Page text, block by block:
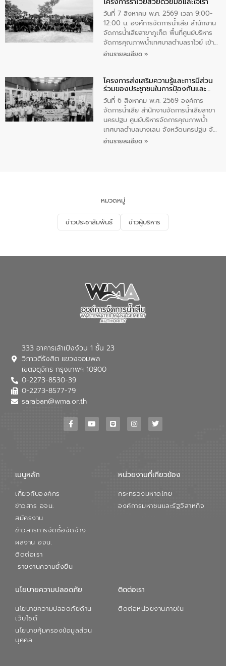
ทองคำและประกาศเกียรติคุณให้แก่ กำนัน
ผู้ใหญ่บ้านยอดเยี่ยม พร้อมกล่าวชื่นชม ให้
โอวาท และมอบนโยบาย
วันที่ 7 สิงหาคม พ.ศ. 2569 เวลา 9:00-
12:00 น. องค์การจัดการน้ำเสีย สำนักงาน
จัดการน้ำเสียสาขาภูเก็ต พื้นที่ศูนย์บริหาร
จัดการคุณภาพน้ำเทศบาลตำบลราไวย์ เข้า
ร่วมโครงการราไวย์สวยด้วยมือและใจเรา
ประชาชน ตัวแทนจากโรงแรมต่างๆ ในเขต
เทศบาลตำบลราไวย์ ศูนย์บริหารจัดการ
คุณภาพน้ำเทศบาลตำบลราไวย์ นำโดยนาย
น้อย แก้วเศษ ผู้จัดการสำนักงานจัดการน้ำ
เสียสาขาภูเก็ต พร้อมด้วยเจ้าหน้าที่ จำนวน
5 คน ร่วมทำกิจกรรม ทำความสะอาด
ชายหาดและแหล่งท่องเที่ยว ณ บริเวณ
อ่านรายละเอียด »
โครงการส่งเสริมความรู้และการมีส่วน
ร่วมของประชาชนในการป้องกันและ
แก้ไขปัญหาน้ำเสียอย่างยั่งยืน
วันที่ 6 สิงหาคม พ.ศ. 2569 องค์การ
จัดการน้ำเสีย สำนักงานจัดการน้ำเสียสาขา
นครปฐม ศูนย์บริหารจัดการคุณภาพน้ำ
เทศบาลตำบลบางเลน จังหวัดนครปฐม จัด
กิจกรรมภายใต้โครงการส่งเสริมความรู้และ
จัดการน้ำเสียและสร้างจิตสำนึกในการ
อนุรักษ์สิ่งแวดล้อม ในหัวข้อ “น้ำเสียชุมชน
และการบำบัดน้ำเสียเบื้องต้น” โดยให้ความรู้
เกี่ยวกับสาเหตุและผลกระทบของน้ำเสีย
ณ เทศบาลตำบลบางเลน จังหวัดนครปฐม
อ่านรายละเอียด »
หมวดหมู่
ข่าวประชาสัมพันธ์ ข่าวผู้บริหาร
333 อาคารเล้าเป้งง้วน 1 ชั้น 23
วิภาวดีรังสิต แขวงจอมพล
เขตจตุจักร กรุงเทพฯ 10900
0-2273-8530-39
0-2273-8577-79
saraban@wma.or.th
เมนูหลัก
เกี่ยวกับองค์กร
ข่าวสาร อจน.
สมัครงาน
ข่าวสารการจัดซื้อจัดจ้าง
ผลงาน อจน.
ติดต่อเรา
รายงานความยั่งยืน
หน่วยงานที่เกียวข้อง
กระทรวงมหาดไทย
องค์การมหาชนและรัฐวิสาหกิจ
นโยบายความปลอดภัย
นโยบายความปลอดภัยด้าน
เว็บไซต์
นโยบายคุ้มครองข้อมูลส่วน
บุคคล
ติดต่อเรา
ติดต่อหน่วยงานภายใน